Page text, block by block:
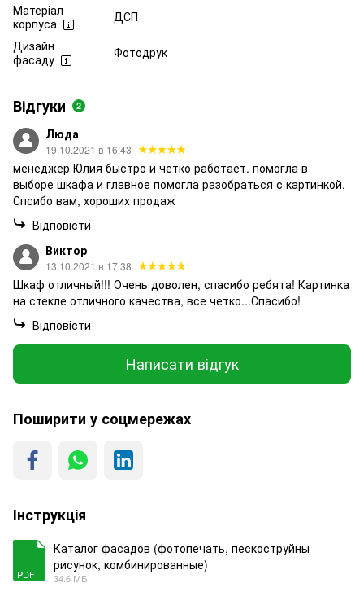
Матеріал
корпуса
ДСП
Дизайн
фасаду
Фотодрук
Відгуки 2
Люда
19.10.2021 в 16:43
менеджер Юлия быстро и четко работает. помогла в
выборе шкафа и главное помогла разобраться с картинкой.
Спсибо вам, хороших продаж
Відповісти
Виктор
13.10.2021 в 17:38
Шкаф отличный!!! Очень доволен, спасибо ребята! Картинка
на стекле отличного качества, все четко...Спасибо!
Відповісти
Написати відгук
Поширити у соцмережах
Інструкція
PDF
Каталог фасадов (фотопечать, пескоструйны
рисунок, комбинированные)
34.6 МБ